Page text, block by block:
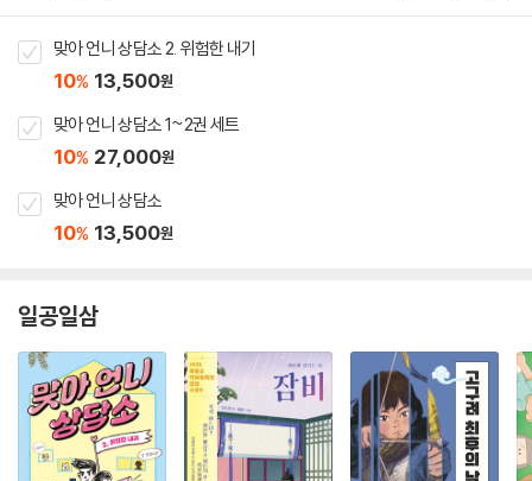
맞아 언니 상담소 2. 위험한 내기
10% 13,500원
맞아 언니 상담소 1~2권 세트
10% 27,000원
맞아 언니 상담소
10% 13,500원
일공일삼